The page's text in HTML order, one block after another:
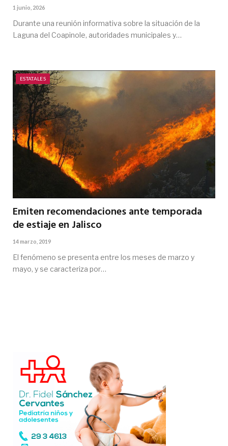
1 junio, 2026
Durante una reunión informativa sobre la situación de la
Laguna del Coapinole, autoridades municipales y…
ESTATALES
Emiten recomendaciones ante temporada
de estiaje en Jalisco
14 marzo, 2019
El fenómeno se presenta entre los meses de marzo y
mayo, y se caracteriza por…